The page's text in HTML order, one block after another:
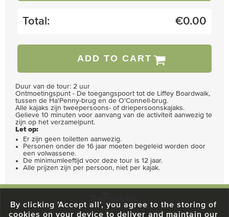
Total: €0.00
ADD TO CART
Duur van de tour: 2 uur
Ontmoetingspunt - De toegangspoort tot de Liffey Boardwalk,
tussen de Ha'Penny-brug en de O'Connell-brug.
Alle kajaks zijn tweepersoons- of driepersoonskajaks.
Gelieve 10 minuten voor aanvang van de activiteit aanwezig te
zijn op het verzamelpunt.
Let op:
Er zijn geen toiletten aanwezig.
Personen onder de 16 jaar moeten begeleid worden door
een volwassene.
De minimumleeftijd voor deze tour is 12 jaar.
Alle prijzen zijn per persoon, niet per kajak.
By clicking 'Accept all', you agree to the storing of
cookies on your device to deliver and maintain our